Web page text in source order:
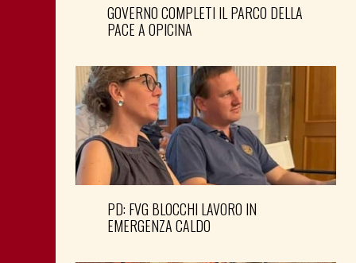
GOVERNO COMPLETI IL PARCO DELLA
PACE A OPICINA
PD: FVG BLOCCHI LAVORO IN
EMERGENZA CALDO